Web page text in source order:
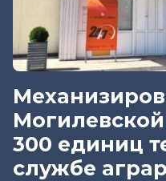
300 единиц
службе